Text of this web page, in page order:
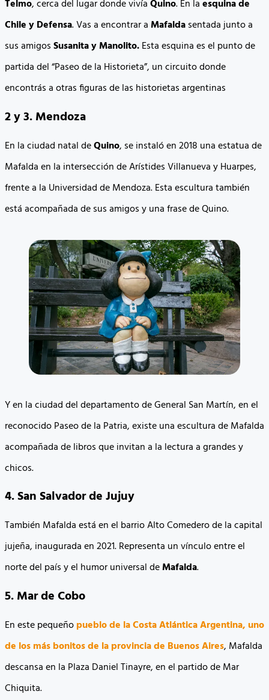
Telmo, cerca del lugar donde vivíaQuino. En laesquina de
Chile y Defensa. Vas a encontrar aMafaldasentada junto a
sus amigosSusanita y Manolito.Esta esquina es el punto de
partida del “Paseo de la Historieta”, un circuito donde
encontrás a otras figuras de las historietas argentinas
2 y 3. Mendoza
En la ciudad natal deQuino, se instaló en 2018 una estatua de
Mafalda en la intersección de Arístides Villanueva y Huarpes,
frente a la Universidad de Mendoza. Esta escultura también
está acompañada de sus amigos y una frase de Quino.
Y en la ciudad del departamento de General San Martín, en el
reconocido Paseo de la Patria, existe una escultura de Mafalda
acompañada de libros que invitan a la lectura a grandes y
chicos.
4. San Salvador de Jujuy
También Mafalda está en el barrio Alto Comedero de la capital
jujeña, inaugurada en 2021. Representa un vínculo entre el
norte del país y el humor universal deMafalda.
5. Mar de Cobo
En este pequeñopueblo de la Costa AtlánticaArgentina, uno
de los más bonitos de la provincia de Buenos Aires, Mafalda
descansa en la Plaza Daniel Tinayre, en el partido de Mar
Chiquita.